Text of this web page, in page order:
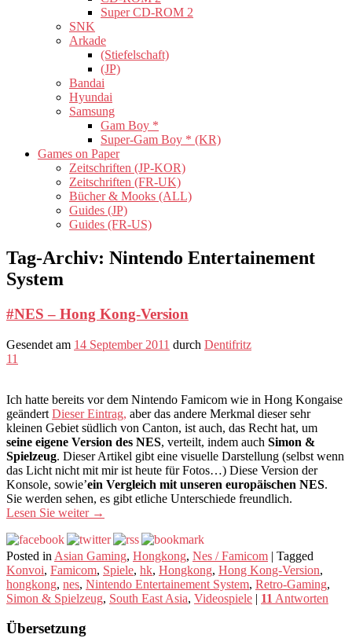
Super CD-ROM 2
SNK
Arkade
(Stiefelschaft)
(JP)
Bandai
Hyundai
Samsung
Gam Boy *
Super-Gam Boy * (KR)
Games on Paper
Zeitschriften (JP-KOR)
Zeitschriften (FR-UK)
Bücher & Mooks (ALL)
Guides (JP)
Guides (FR-US)
Tag-Archiv: Nintendo Entertainement
System
#NES – Hong Kong-Version
Gesendet am 14 September 2011 durch Dentifritz
11
Ich hatte bereits vor dem Nintendo Famicom wie in Hong Kongaise
geändert Dieser Eintrag, aber das andere Merkmal dieser sehr
kleinen Gebiet südlich von Canton, ist auch, das Recht hat, um
seine eigene Version des NES, verteilt, indem auch Simon &
Spielzeug. Dieser Artikel gibt eine visuelle Darstellung (selbst wenn
das Licht nicht mit mir ist heute für Fotos…) Diese Version der
Konsole, sowie’ein Vergleich mit unseren europäischen NES.
Sie werden sehen, es gibt etliche Unterschiede freundlich.
Lesen Sie weiter →
Posted in Asian Gaming, Hongkong, Nes / Famicom | Tagged
Konvoi, Famicom, Spiele, hk, Hongkong, Hong Kong-Version,
hongkong, nes, Nintendo Entertainement System, Retro-Gaming,
Simon & Spielzeug, South East Asia, Videospiele | 11 Antworten
Übersetzung